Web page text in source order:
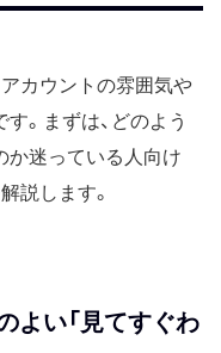
カウントの雰囲気や
。まずは、どのよう
か迷っている人向け
説します。
よい「見てすぐわ